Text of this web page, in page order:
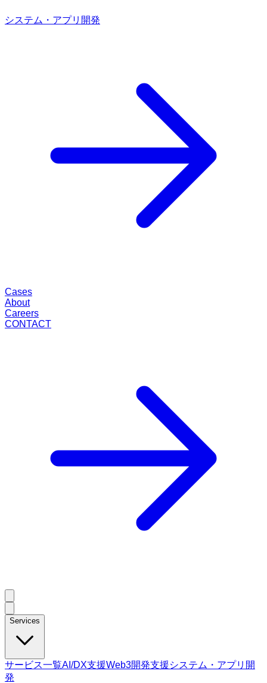
システム・アプリ開発
Cases
About
Careers
CONTACT
Services
サービス一覧AI/DX支援Web3開発支援システム・アプリ開
発